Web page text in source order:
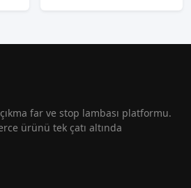
far ve stop lambası platformu.
ürünü tek çatı altında